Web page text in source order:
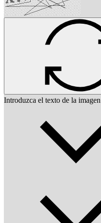
Introduzca el texto de la imagen